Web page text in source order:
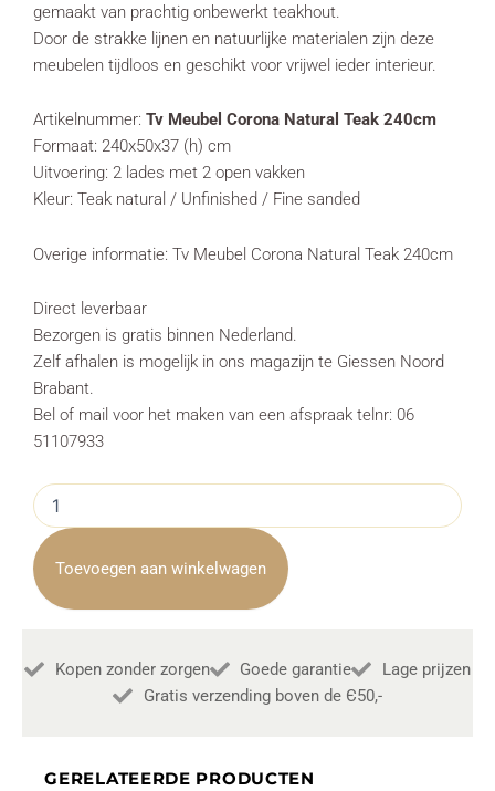
gemaakt van prachtig onbewerkt teakhout.
Door de strakke lijnen en natuurlijke materialen zijn deze
meubelen tijdloos en geschikt voor vrijwel ieder interieur.
Artikelnummer: Tv Meubel Corona Natural Teak 240cm
Formaat: 240x50x37 (h) cm
Uitvoering: 2 lades met 2 open vakken
Kleur: Teak natural / Unfinished / Fine sanded
Overige informatie: Tv Meubel Corona Natural Teak 240cm
Direct leverbaar
Bezorgen is gratis binnen Nederland.
Zelf afhalen is mogelijk in ons magazijn te Giessen Noord
Brabant.
Bel of mail voor het maken van een afspraak telnr: 06
51107933
Tv
Meubel
Corona
Natural
Teak
240cm
Toevoegen aan winkelwagen
Kopen zonder zorgen Goede garantie
Lage prijzen
Gratis verzending boven de Є50,-
GERELATEERDE PRODUCTEN